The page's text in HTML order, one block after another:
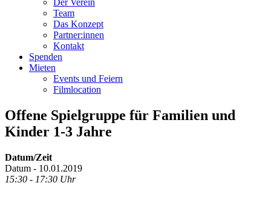
Team
Das Konzept
Partner:innen
Kontakt
Spenden
Mieten
Events und Feiern
Filmlocation
Offene Spielgruppe für Familien und
Kinder 1-3 Jahre
Datum/Zeit
Datum - 10.01.2019
15:30 - 17:30 Uhr